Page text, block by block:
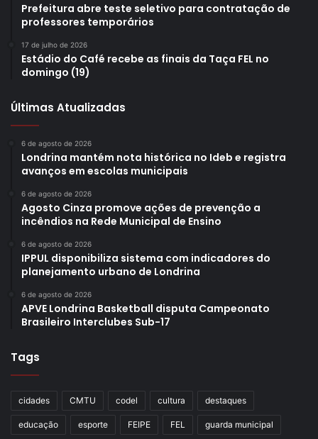
Prefeitura abre teste seletivo para contratação de
professores temporários
17 de julho de 2026
Estádio do Café recebe as finais da Taça FEL no
domingo (19)
Últimas Atualizadas
6 de agosto de 2026
Londrina mantém nota histórica no Ideb e registra
avanços em escolas municipais
6 de agosto de 2026
Agosto Cinza promove ações de prevenção a
incêndios na Rede Municipal de Ensino
6 de agosto de 2026
IPPUL disponibiliza sistema com indicadores do
planejamento urbano de Londrina
6 de agosto de 2026
APVE Londrina Basketball disputa Campeonato
Brasileiro Interclubes Sub-17
Tags
cidades CMTU codel cultura destaques
educação esporte FEIPE FEL guarda municipal